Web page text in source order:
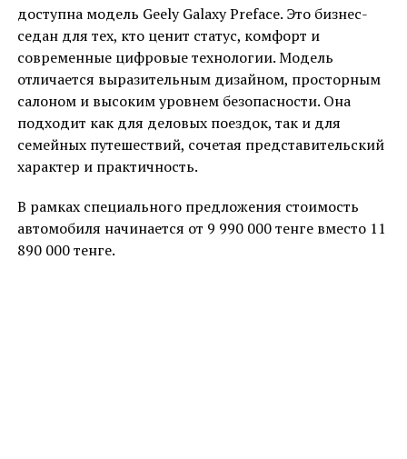
доступна модель Geely Galaxy Preface. Это бизнес-
седан для тех, кто ценит статус, комфорт и
современные цифровые технологии. Модель
отличается выразительным дизайном, просторным
салоном и высоким уровнем безопасности. Она
подходит как для деловых поездок, так и для
семейных путешествий, сочетая представительский
характер и практичность.
В рамках специального предложения стоимость
автомобиля начинается от 9 990 000 тенге вместо 11
890 000 тенге.